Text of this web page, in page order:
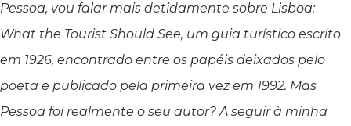
Pessoa, vou falar mais detidamente sobre Lisboa:
What the Tourist Should See, um guia turístico escrito
em 1926, encontrado entre os papéis deixados pelo
poeta e publicado pela primeira vez em 1992. Mas
Pessoa foi realmente o seu autor? A seguir à minha